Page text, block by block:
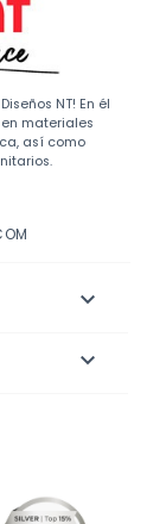
NT! En él
materiales
así como

